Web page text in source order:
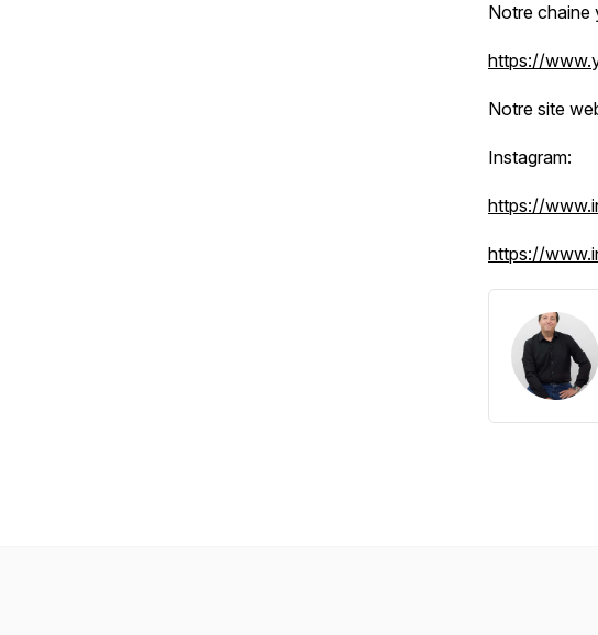
Notre chaine
https://
Notre site
Instagram:
https://
https://